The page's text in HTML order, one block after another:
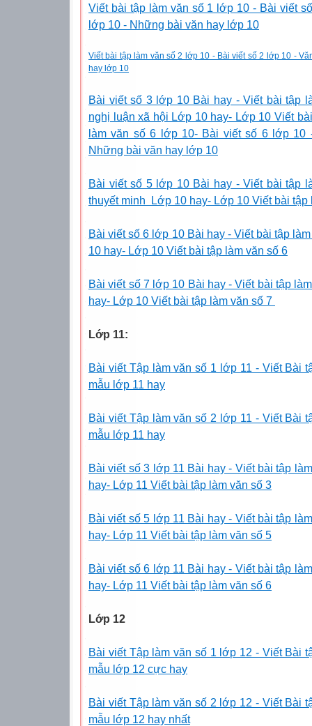
Viết bài tập làm văn số 1 lớp 10 - Bài viết
lớp 10 - Những bài văn hay lớp 10
Viết bài tập làm văn số 2 lớp 10 - Bài viết số 2 lớp 10 -
hay lớp 10
Bài viết số 3 lớp 10 Bài hay - Viết bài tập
nghị luận xã hội Lớp 10 hay- Lớp 10 Viết
làm văn số 6 lớp 10- Bài viết số 6 lớp
Những bài văn hay lớp 10
Bài viết số 5 lớp 10 Bài hay - Viết bài tập
thuyết minh Lớp 10 hay- Lớp 10 Viết bài tập
Bài viết số 6 lớp 10 Bài hay - Viết bài tập
10 hay- Lớp 10 Viết bài tập làm văn số 6
Bài viết số 7 lớp 10 Bài hay - Viết bài tập
hay- Lớp 10 Viết bài tập làm văn số 7
Lớp 11:
Bài viết Tập làm văn số 1 lớp 11 - Viết Bài
mẫu lớp 11 hay
Bài viết Tập làm văn số 2 lớp 11 - Viết Bài
mẫu lớp 11 hay
Bài viết số 3 lớp 11 Bài hay - Viết bài tập
hay- Lớp 11 Viết bài tập làm văn số 3
Bài viết số 5 lớp 11 Bài hay - Viết bài tập
hay- Lớp 11 Viết bài tập làm văn số 5
Bài viết số 6 lớp 11 Bài hay - Viết bài tập
hay- Lớp 11 Viết bài tập làm văn số 6
Lớp 12
Bài viết Tập làm văn số 1 lớp 12 - Viết Bài
mẫu lớp 12 cực hay
Bài viết Tập làm văn số 2 lớp 12 - Viết Bài
mẫu lớp 12 hay nhất